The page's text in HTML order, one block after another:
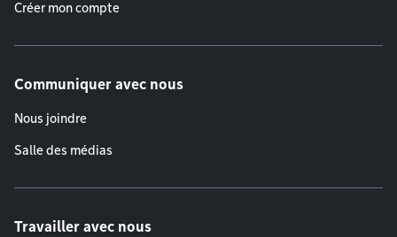
Créer mon compte
Communiquer avec nous
Nous joindre
Salle des médias
Travailler avec nous